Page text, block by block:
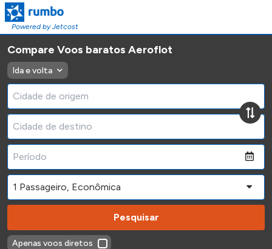
Powered by Jetcost
Compare Voos baratos Aeroflot
Ida e volta
Pesquisar
Apenas voos diretos